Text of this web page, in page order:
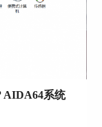
AIDA64系统